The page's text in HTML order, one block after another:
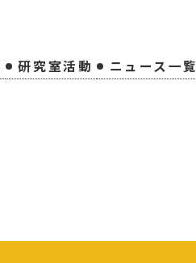
研究室活動 ニュース一覧